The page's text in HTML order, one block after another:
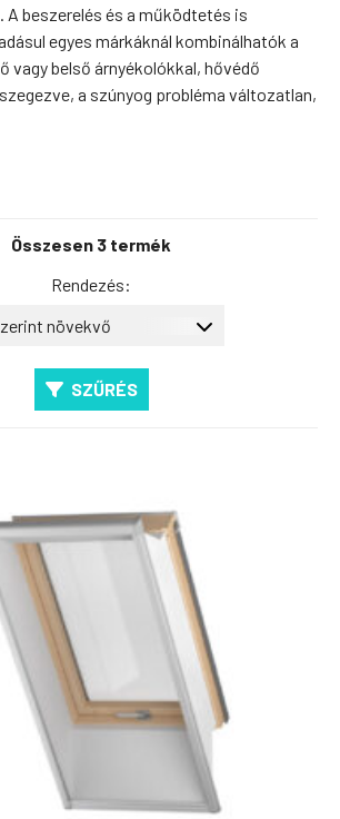
A beszerelés és a működtetés is
egyes márkáknál kombinálhatók a
vagy belső árnyékolókkal, hővédő
a szúnyog probléma változatlan,
Összesen 3 termék
Rendezés:
SZŰRÉS